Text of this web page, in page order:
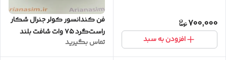
700,000
افزودن به سبد
فن کندانسور کولر جنرال شکار
راست‌گرد ۷۵ وات شافت بلند
(کیفیت عالی)
تماس بگیرید